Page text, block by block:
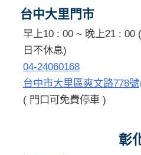
台中大里門市
早上10 : 00 ~ 晚上21 : 00
日不休息)
04-24060168
台中市大里區爽文路778號
( 門口可免費停車 )
彰